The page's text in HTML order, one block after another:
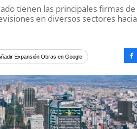
tienen las principales firmas de
en diversos sectores hacia
Expansión Obras en Google